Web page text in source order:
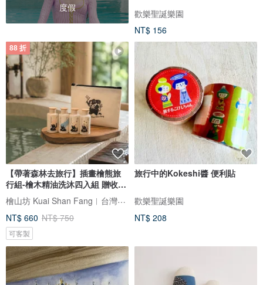
度假
歡樂聖誕樂園
NT$ 156
88 折
【帶著森林去旅行】插畫檜熊旅
行組-檜木精油洗沐四入組 贈收納
袋
檜山坊 Kuai Shan Fang︱台灣檜木香氛領導品牌，療癒森林
NT$ 660 NT$ 750
可客製
旅行中的Kokeshi醬 便利貼
歡樂聖誕樂園
NT$ 208